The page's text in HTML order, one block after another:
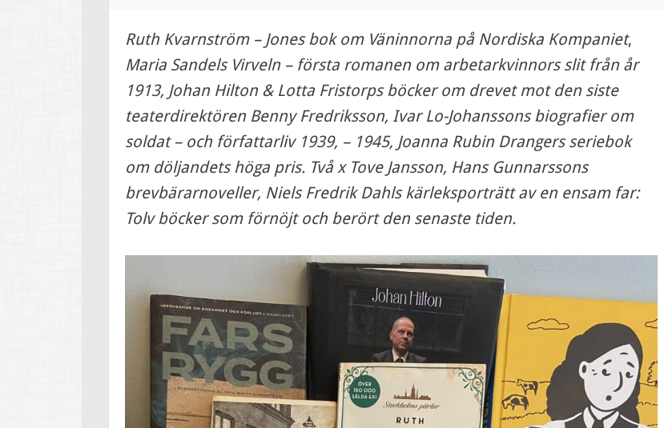
Ruth Kvarnström – Jones bok om Väninnorna på Nordiska Kompaniet,
Maria Sandels Virveln – första romanen om arbetarkvinnors slit från år
1913, Johan Hilton & Lotta Fristorps böcker om drevet mot den siste
teaterdirektören Benny Fredriksson, Ivar Lo-Johanssons biografier om
soldat – och författarliv 1939, – 1945, Joanna Rubin Drangers seriebok
om döljandets höga pris. Två x Tove Jansson, Hans Gunnarssons
brevbärarnoveller, Niels Fredrik Dahls kärleksporträtt av en ensam far:
Tolv böcker som förnöjt och berört den senaste tiden.